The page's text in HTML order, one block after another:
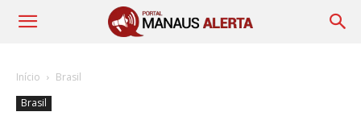
Início
Brasil
Brasil